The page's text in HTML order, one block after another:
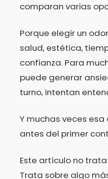
comparan varias
Porque elegir un
salud, estética,
confianza. Para
puede generar
turno, intentan
Y muchas veces
antes del primer
Este artículo no
Trata sobre algo